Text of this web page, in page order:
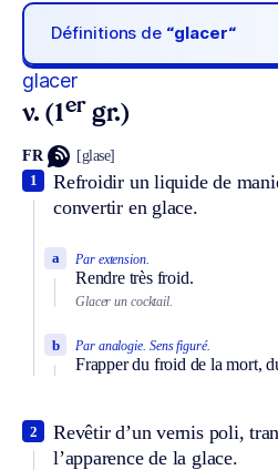
Définitions de “glacer“
glacer
v. (1er gr.)
FR [glase]
Refroidir un liquide de
convertir en glace.
1
Par extension.
Rendre très froid.
a
Glacer un cocktail.
Par analogie. Sens figuré.
Frapper du froid de la mort,
b
Revêtir d’un vernis poli,
l’apparence de la glace.
2